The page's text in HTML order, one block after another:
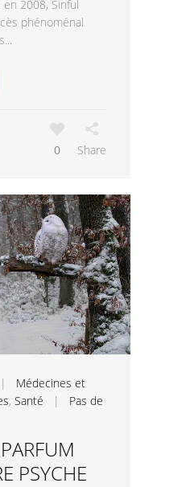
2008, Sinful
phénoménal
0 Share
Médecines et
, Santé | Pas de
PSYCHE